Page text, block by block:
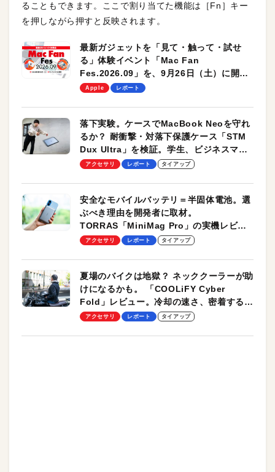
ることもできます。ここで割り当てた機能は［Fn］キー
を押しながら押すと反映されます。
最新ガジェットを「見て・触って・試せ
る」体験イベント「Mac Fan
Fes.2026.09」を、9月26日（土）に開催
します！
Apple レポート
落下実験。ケースでMacBook Neoを守れ
るか？ 耐衝撃・対落下保護ケース「STM
Dux Ultra」を検証。学生、ビジネスマン
のモバイルユースに最適！
アクセサリ レポート タイアップ
安全なモバイルバッテリ＝半固体電池。選
ぶべき理由を開発者に取材。
TORRAS「MiniMag Pro」の実機レビュ
ーも
アクセサリ レポート タイアップ
夏場のバイクは地獄？ ネッククーラーが助
けになるかも。 「COOLiFY Cyber
Fold」レビュー。冷却の速さ、密着する冷
却プレート、シンプルな操作性がグッド！
アクセサリ レポート タイアップ